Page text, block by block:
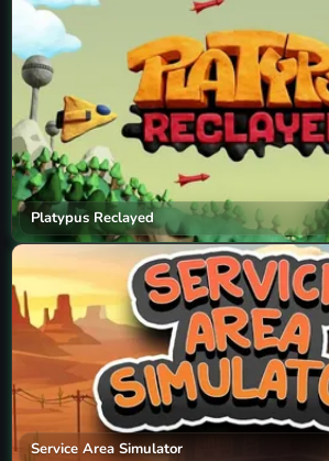
Platypus Reclayed
Service Area Simulator